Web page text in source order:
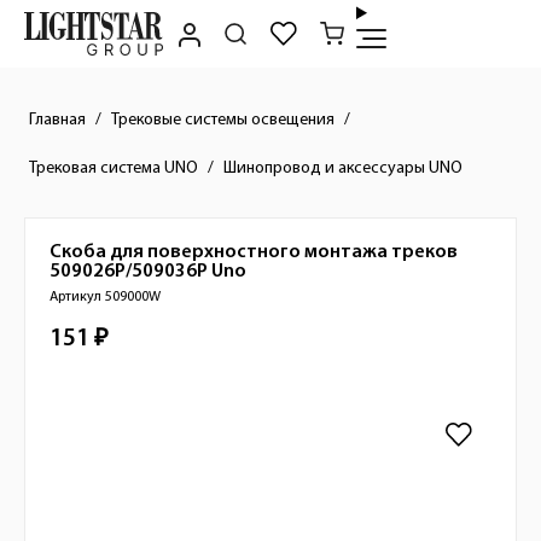
Главная Трековые системы освещения
Трековая система UNO Шинопровод и аксессуары UNO
Краткое описание товара
Скоба для поверхностного монтажа треков
509026P/509036P Uno
Артикул 509000W
Стоимость товара
151 ₽